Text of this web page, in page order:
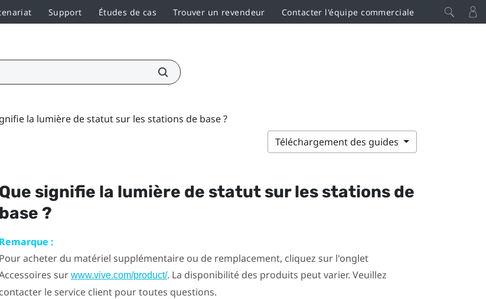
Support Études de cas Trouver un revendeur Contacter l'équipe commerciale
la lumière de statut sur les stations de base ?
Téléchargement des guides
Que signifie la lumière de statut sur les stations de
base ?
Remarque :
Pour acheter du matériel supplémentaire ou de remplacement, cliquez sur l'onglet
sur www.vive.com/product/. La disponibilité des produits peut varier. Veuillez
contacter le service client pour toutes questions.